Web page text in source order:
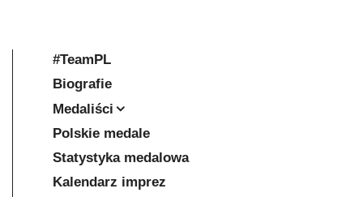
#TeamPL
Biografie
Medaliści
Polskie medale
Statystyka medalowa
Kalendarz imprez